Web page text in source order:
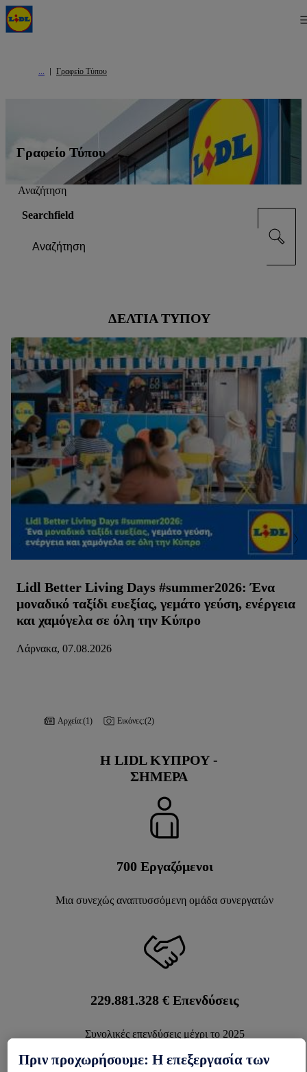
Γραφείο Τύπου
Γραφείο Τύπου
Αναζήτηση
Searchfield
ΔΕΛΤΊΑ ΤΎΠΟΥ
Lidl Better Living Days #summer2026: Ένα
μοναδικό ταξίδι ευεξίας, γεμάτο γεύση, ενέργεια
και χαμόγελα σε όλη την Κύπρο
Λάρνακα, 07.08.2026
Αρχεία:(1) Εικόνες:(2)
Η LIDL ΚΎΠΡΟΥ -
ΣΉΜΕΡΑ
700Εργαζόμενοι
Μια συνεχώς αναπτυσσόμενη ομάδα συνεργατών
230.000.000 € Επενδύσεις
Συνολικές επενδύσεις μέχρι το 2025
Πριν προχωρήσουμε: Η επεξεργασία των